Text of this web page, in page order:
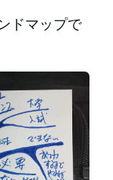
ドマップで